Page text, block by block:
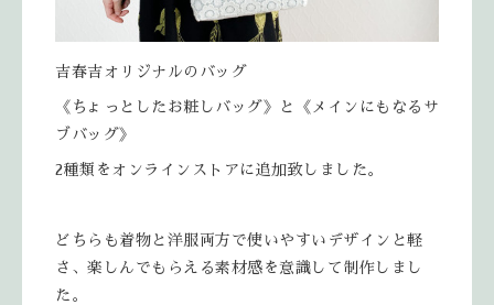
吉春吉オリジナルのバッグ
《ちょっとしたお粧しバッグ》と《メインにもなるサ
ブバッグ》
2種類をオンラインストアに追加致しました。
どちらも着物と洋服両方で使いやすいデザインと軽
さ、楽しんでもらえる素材感を意識して制作しまし
た。